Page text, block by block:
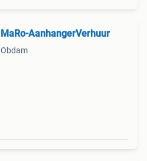
MaRo-AanhangerVerhuur
Obdam